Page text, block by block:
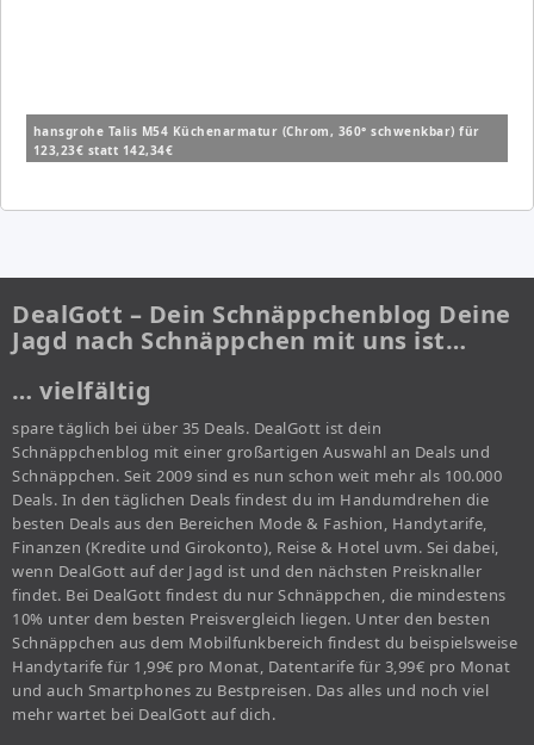
hansgrohe Talis M54 Küchenarmatur (Chrom, 360° schwenkbar) für
123,23€ statt 142,34€
DealGott – Dein Schnäppchenblog Deine
Jagd nach Schnäppchen mit uns ist…
… vielfältig
spare täglich bei über 35 Deals. DealGott ist dein
Schnäppchenblog mit einer großartigen Auswahl an Deals und
Schnäppchen. Seit 2009 sind es nun schon weit mehr als 100.000
Deals. In den täglichen Deals findest du im Handumdrehen die
besten Deals aus den Bereichen Mode & Fashion, Handytarife,
Finanzen (Kredite und Girokonto), Reise & Hotel uvm. Sei dabei,
wenn DealGott auf der Jagd ist und den nächsten Preisknaller
findet. Bei DealGott findest du nur Schnäppchen, die mindestens
10% unter dem besten Preisvergleich liegen. Unter den besten
Schnäppchen aus dem Mobilfunkbereich findest du beispielsweise
Handytarife für 1,99€ pro Monat, Datentarife für 3,99€ pro Monat
und auch Smartphones zu Bestpreisen. Das alles und noch viel
mehr wartet bei DealGott auf dich.